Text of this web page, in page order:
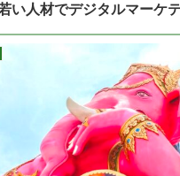
い人材でデジタルマーケ